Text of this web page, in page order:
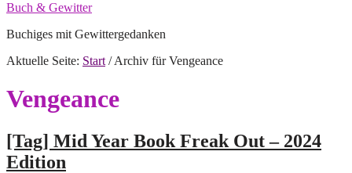
Buch & Gewitter
Buchiges mit Gewittergedanken
Aktuelle Seite: Start /Archiv für Vengeance
Vengeance
[Tag] Mid Year Book Freak Out – 2024
Edition